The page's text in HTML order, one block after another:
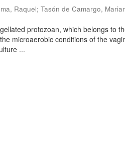
Raquel;Tasón de Camargo,
protozoan, which belongs to
microaerobic conditions of the
...